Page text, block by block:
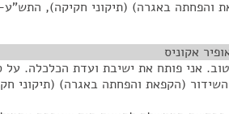
והפחתה באגרה) (תיקוני חקיקה), התש"ע-
אקוניס
אני פותח את ישיבת ועדת הכלכלה.
(הקפאת והפחתה באגרה) (תיקוני